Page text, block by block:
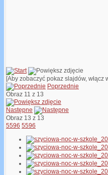
[Aby zobaczyć pokaz slajdów,
Poprzednie
Obraz 11 z 13
Następne
Obraz 13 z 13
5596 5596